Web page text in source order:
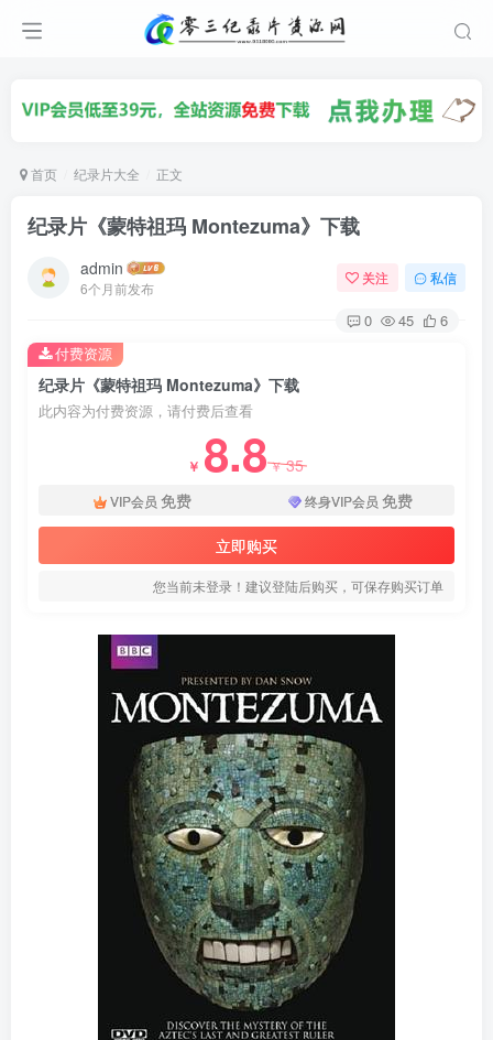
首页 纪录片大全 正文
纪录片《蒙特祖玛 Montezuma》下载
admin
6个月前发布
关注 私信
0 45 6
纪录片《蒙特祖玛 Montezuma》下载
此内容为付费资源，请付费后查看
￥ 8.8￥35
VIP会员 免费 终身VIP会员 免费
立即购买
您当前未登录！建议登陆后购买，可保存购买订单
付费资源